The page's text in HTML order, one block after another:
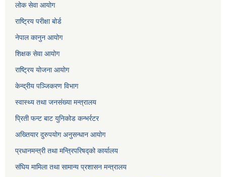
लोक सेवा आयोग
राष्ट्रिय परीक्षा बोर्ड
नेपाल कानुन आयोग
शिक्षक सेवा आयोग
राष्ट्रिय योजना आयोग
केन्द्रीय पञ्जिकरण विभाग
स्वास्थ्य तथा जनसंख्या मन्त्रालय
प्रिती फन्ट बाट युनिकोड कन्भर्रटर
अख्तियार दुरुपयोग अनुसन्धान आयोग
प्रधानमन्त्री तथा मन्त्रिपरिषद्को कार्यालय
संघिय मामिला तथा सामान्य प्रशासन मन्त्रालय